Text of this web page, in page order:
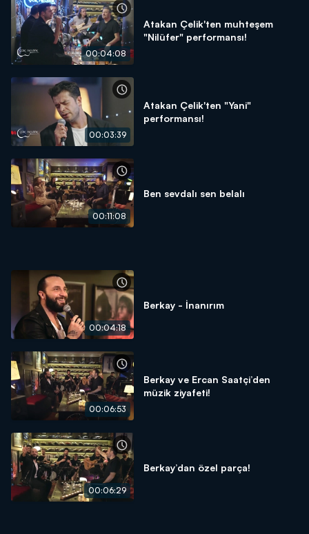
00:04:08
Atakan Çelik'ten muhteşem
"Nilüfer" performansı!
00:03:39
Atakan Çelik'ten "Yani"
performansı!
00:11:08
Ben sevdalı sen belalı
00:04:18
Berkay - İnanırım
00:06:53
Berkay ve Ercan Saatçi’den
müzik ziyafeti!
00:06:29
Berkay’dan özel parça!